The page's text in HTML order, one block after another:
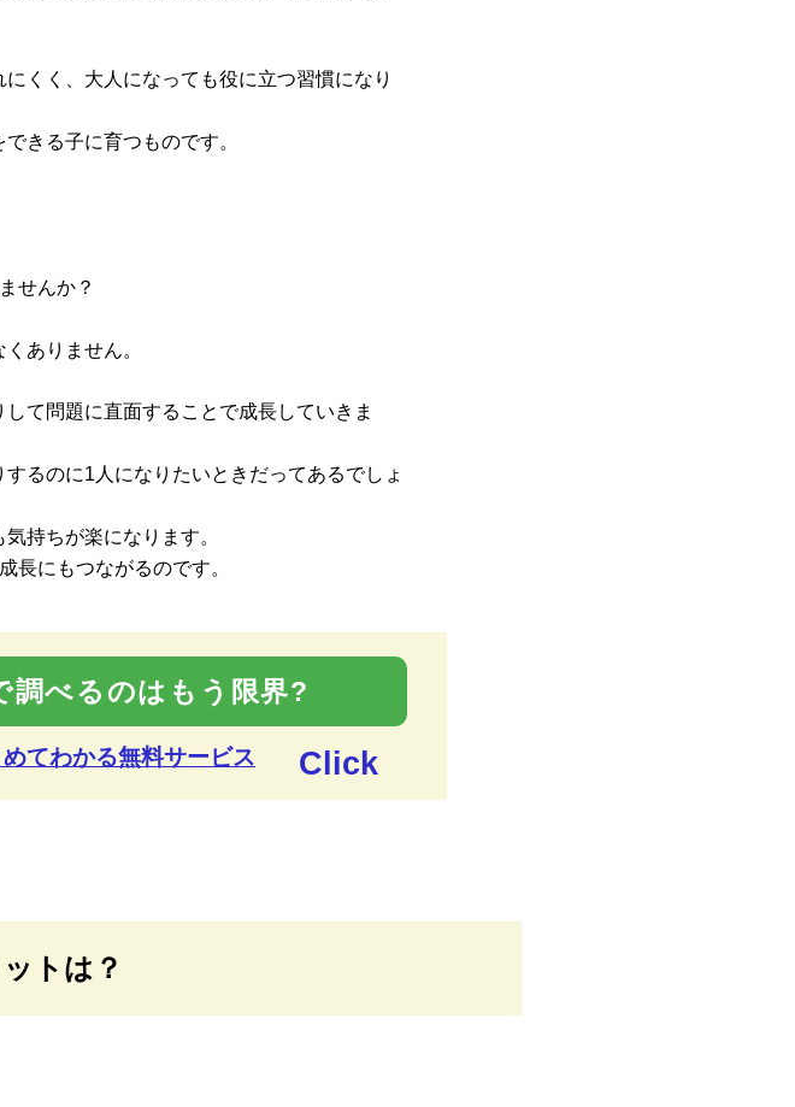
くく、大人になっても役に立つ習慣になり
きる子に育つものです。
せんか？
ありません。
て問題に直面することで成長していきま
るのに1人になりたいときだってあるでしょ
持ちが楽になります。
長にもつながるのです。
べるのはもう限界?
てわかる無料サービス Click
トは？